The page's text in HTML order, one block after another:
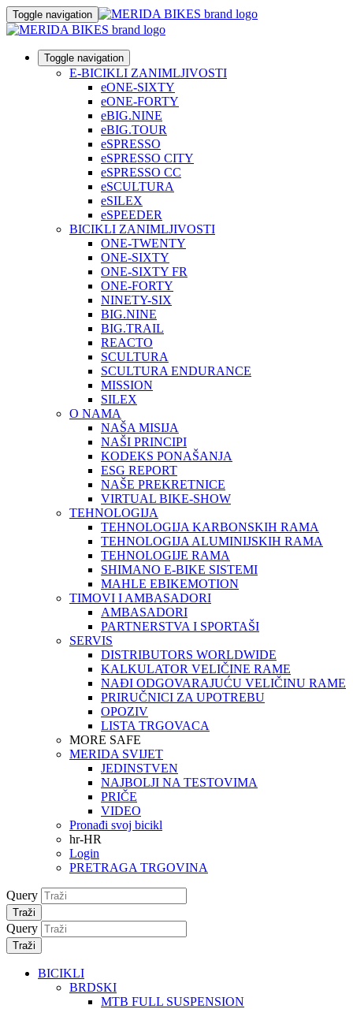
Toggle navigation
Toggle navigation
E-BICIKLI ZANIMLJIVOSTI
eONE-SIXTY
eONE-FORTY
eBIG.NINE
eBIG.TOUR
eSPRESSO
eSPRESSO CITY
eSPRESSO CC
eSCULTURA
eSILEX
eSPEEDER
BICIKLI ZANIMLJIVOSTI
ONE-TWENTY
ONE-SIXTY
ONE-SIXTY FR
ONE-FORTY
NINETY-SIX
BIG.NINE
BIG.TRAIL
REACTO
SCULTURA
SCULTURA ENDURANCE
MISSION
SILEX
O NAMA
NAŠA MISIJA
NAŠI PRINCIPI
KODEKS PONAŠANJA
ESG REPORT
NAŠE PREKRETNICE
VIRTUAL BIKE-SHOW
TEHNOLOGIJA
TEHNOLOGIJA KARBONSKIH RAMA
TEHNOLOGIJA ALUMINIJSKIH RAMA
TEHNOLOGIJE RAMA
SHIMANO E-BIKE SISTEMI
MAHLE EBIKEMOTION
TIMOVI I AMBASADORI
AMBASADORI
PARTNERSTVA I SPORTAŠI
SERVIS
DISTRIBUTORS WORLDWIDE
KALKULATOR VELIČINE RAME
NAĐI ODGOVARAJUĆU VELIČINU RAME
PRIRUČNICI ZA UPOTREBU
OPOZIV
LISTA TRGOVACA
MORE SAFE
MERIDA SVIJET
JEDINSTVEN
NAJBOLJI NA TESTOVIMA
PRIČE
VIDEO
Pronađi svoj bicikl
hr-HR
Login
PRETRAGA TRGOVINA
Query
Traži
Query
Traži
BICIKLI
BRDSKI
MTB FULL SUSPENSION